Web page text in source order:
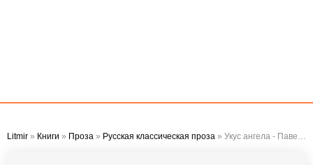
Litmir » Книги » Проза » Русская классическая проза » Укус ангела - Павел Васильевич Крусанов